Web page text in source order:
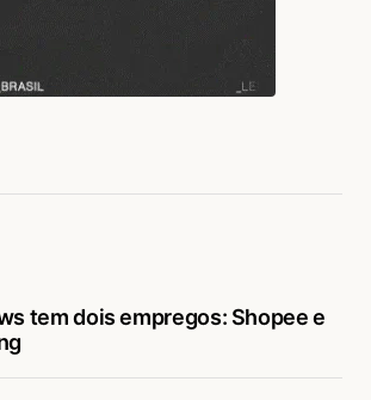
tem dois empregos: Shopee e